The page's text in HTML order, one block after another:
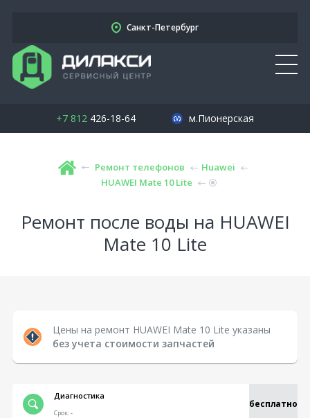
Санкт-Петербург
+7 812426-18-64 м.Пионерская
Ремонт телефонов
Huawei
HUAWEI Mate 10 Lite
Ремонт после воды на HUAWEI
Mate 10 Lite
Цены на ремонт HUAWEI Mate 10 Lite указаны
без учета стоимости запчастей
Диагностика
бесплатно
Срок:-